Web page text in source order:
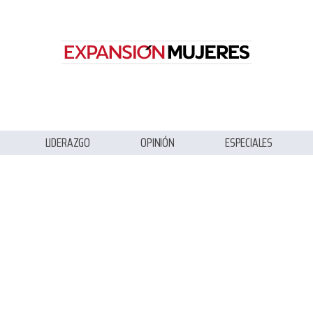
LIDERAZGO OPINIÓN ESPECIALES